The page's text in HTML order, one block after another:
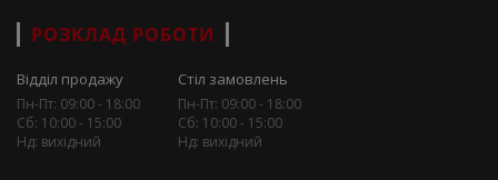
РОЗКЛАД РОБОТИ
Відділ продажу
Пн-Пт: 09:00 - 18:00
Сб: 10:00 - 15:00
Нд: вихідний
Стіл замовлень
Пн-Пт: 09:00 - 18:00
Сб: 10:00 - 15:00
Нд: вихідний